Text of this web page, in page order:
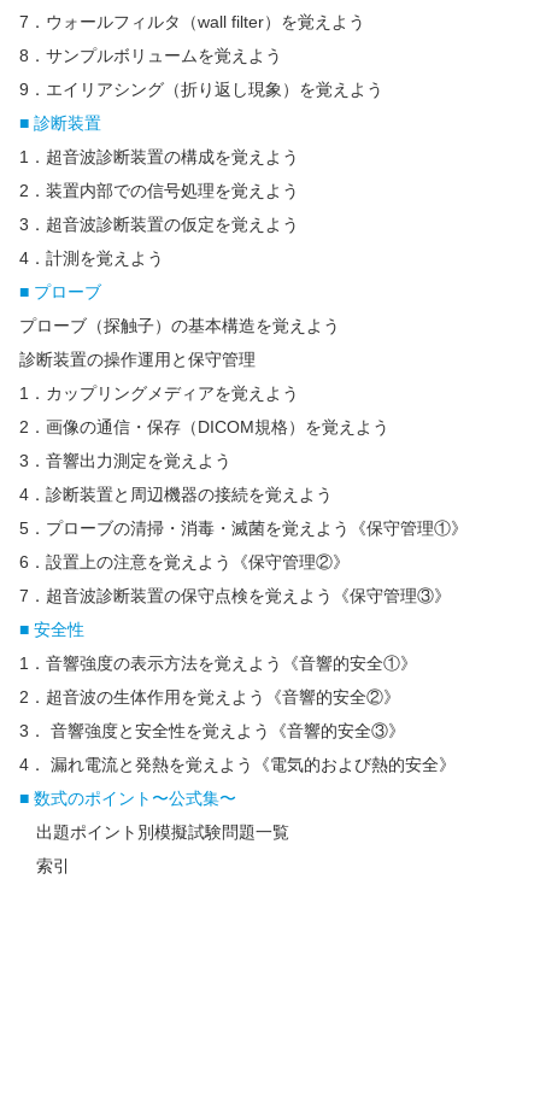
7．ウォールフィルタ（wall filter）を覚えよう
8．サンプルボリュームを覚えよう
9．エイリアシング（折り返し現象）を覚えよう
■ 診断装置
1．超音波診断装置の構成を覚えよう
2．装置内部での信号処理を覚えよう
3．超音波診断装置の仮定を覚えよう
4．計測を覚えよう
■ プローブ
プローブ（探触子）の基本構造を覚えよう
診断装置の操作運用と保守管理
1．カップリングメディアを覚えよう
2．画像の通信・保存（DICOM規格）を覚えよう
3．音響出力測定を覚えよう
4．診断装置と周辺機器の接続を覚えよう
5．プローブの清掃・消毒・滅菌を覚えよう《保守管理①》
6．設置上の注意を覚えよう《保守管理②》
7．超音波診断装置の保守点検を覚えよう《保守管理③》
■ 安全性
1．音響強度の表示方法を覚えよう《音響的安全①》
2．超音波の生体作用を覚えよう《音響的安全②》
3． 音響強度と安全性を覚えよう《音響的安全③》
4． 漏れ電流と発熱を覚えよう《電気的および熱的安全》
■ 数式のポイント〜公式集〜
出題ポイント別模擬試験問題一覧
索引